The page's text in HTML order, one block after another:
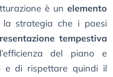
è un elemento
la strategia che i paesi
tempestiva
del piano e
e di rispettare quindi il